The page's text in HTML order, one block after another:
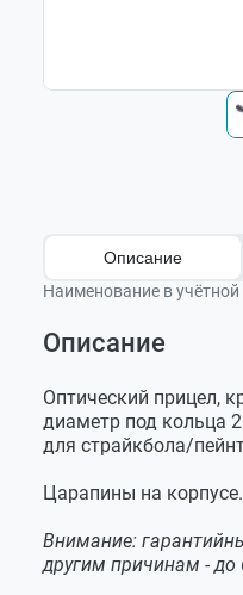
Описание
Наименование в учётной
Описание
Оптический прицел,
диаметр под кольца
для страйкбола/
Царапины на корпусе.
Внимание:
другим причинам - до
Оставить отзыв
Задать вопрос